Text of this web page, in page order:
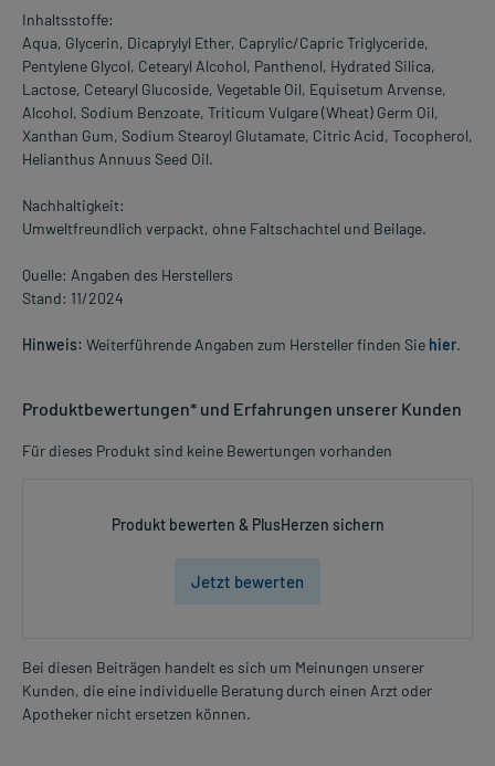
Inhaltsstoffe:
Aqua, Glycerin, Dicaprylyl Ether, Caprylic/Capric Triglyceride,
Pentylene Glycol, Cetearyl Alcohol, Panthenol, Hydrated Silica,
Lactose, Cetearyl Glucoside, Vegetable Oil, Equisetum Arvense,
Alcohol, Sodium Benzoate, Triticum Vulgare (Wheat) Germ Oil,
Xanthan Gum, Sodium Stearoyl Glutamate, Citric Acid, Tocopherol,
Helianthus Annuus Seed Oil.
Nachhaltigkeit:
Umweltfreundlich verpackt, ohne Faltschachtel und Beilage.
Quelle: Angaben des Herstellers
Stand: 11/2024
Hinweis: Weiterführende Angaben zum Hersteller finden Sie hier.
Produktbewertungen* und Erfahrungen unserer Kunden
Für dieses Produkt sind keine Bewertungen vorhanden
Produkt bewerten & PlusHerzen sichern
Jetzt bewerten
Bei diesen Beiträgen handelt es sich um Meinungen unserer
Kunden, die eine individuelle Beratung durch einen Arzt oder
Apotheker nicht ersetzen können.